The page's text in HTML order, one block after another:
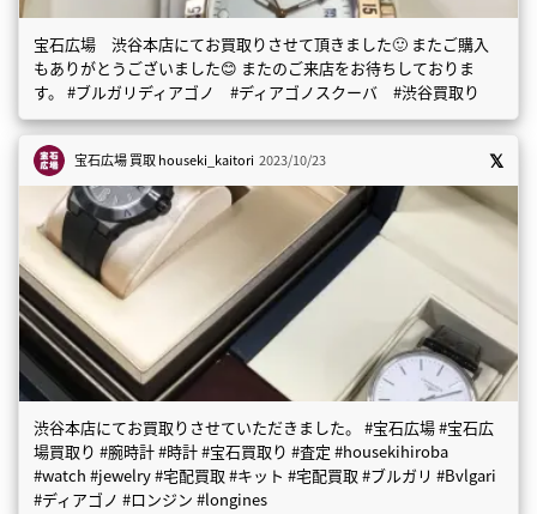
宝石広場 渋谷本店にてお買取りさせて頂きました🙂 またご購入
もありがとうございました😊 またのご来店をお待ちしておりま
す。 #ブルガリディアゴノ #ディアゴノスクーバ #渋谷買取り
宝石広場 買取houseki_kaitori 2023/10/23
渋谷本店にてお買取りさせていただきました。 #宝石広場 #宝石広
場買取り #腕時計 #時計 #宝石買取り #査定 #housekihiroba
#watch #jewelry #宅配買取 #キット #宅配買取 #ブルガリ #Bvlgari
#ディアゴノ #ロンジン #longines